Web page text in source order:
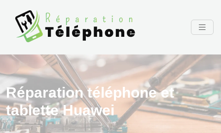
Réparation téléphone et
tablette Huawei